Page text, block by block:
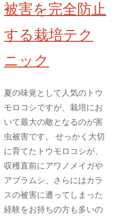
の
穫
イ
ン
グ
を
見
極
め
る
完
全
被害を完全防止
する栽培テク
ニック
夏の味覚として人気のトウ
モロコシですが、栽培にお
いて最大の敵となるのが害
虫被害です。 せっかく大切
に育てたトウモロコシが、
収穫直前にアワノメイガや
アブラムシ、さらにはカラ
スの被害に遭ってしまった
経験をお持ちの方も多いの